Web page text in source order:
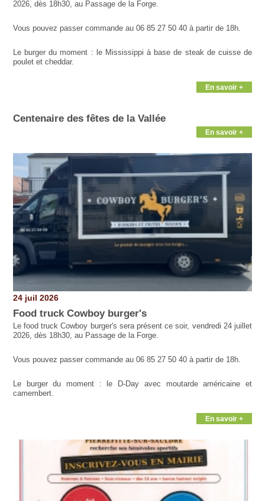
2026, dès 18h30, au Passage de la Forge.
Vous pouvez passer commande au 06 85 27 50 40 à partir de 18h.
Le burger du moment : le Mississippi à base de steak de cuisse de
poulet et cheddar.
En savoir +
Centenaire des fêtes de la Vallée
En savoir +
24 juil 2026
Food truck Cowboy burger's
Le food truck Cowboy burger's sera présent ce soir, vendredi 24 juillet
2026, dès 18h30, au Passage de la Forge.
Vous pouvez passer commande au 06 85 27 50 40 à partir de 18h.
Le burger du moment : le D-Day avec moutarde américaine et
camembert.
En savoir +